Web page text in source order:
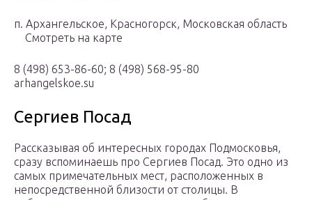
п. Архангельское, Красногорск, Московская область
Смотреть на карте
8 (498) 653-86-60; 8 (498) 568-95-80
arhangelskoe.su
Сергиев Посад
Рассказывая об интересных городах Подмосковья,
сразу вспоминаешь про Сергиев Посад. Это одно из
самых примечательных мест, расположенных в
непосредственной близости от столицы. В